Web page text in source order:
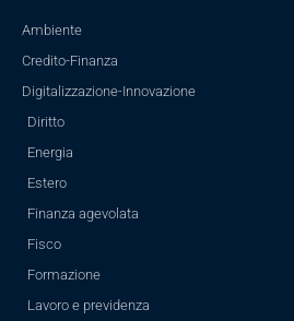
Ambiente
Credito-Finanza
Digitalizzazione-Innovazione
Diritto
Energia
Estero
Finanza agevolata
Fisco
Formazione
Lavoro e previdenza